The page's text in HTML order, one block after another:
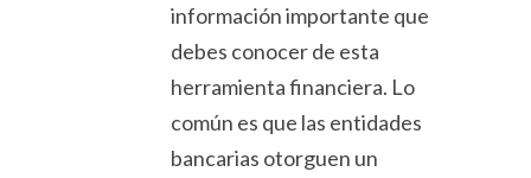
información importante que
debes conocer de esta
herramienta financiera. Lo
común es que las entidades
bancarias otorguen un